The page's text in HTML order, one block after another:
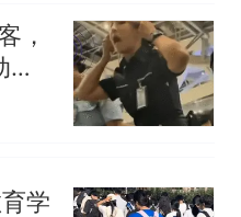
数院院长辞职信流
应：喻良教授已卸
职，不清楚辞职信来
绘图做头像
，
学